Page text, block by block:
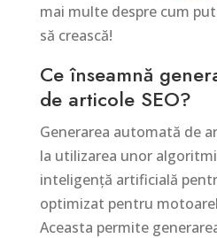
mai multe despre cum
să crească!
Ce înseamnă
de articole SEO?
Generarea automată de
la utilizarea unor
inteligență artificială
optimizat pentru
Aceasta permite